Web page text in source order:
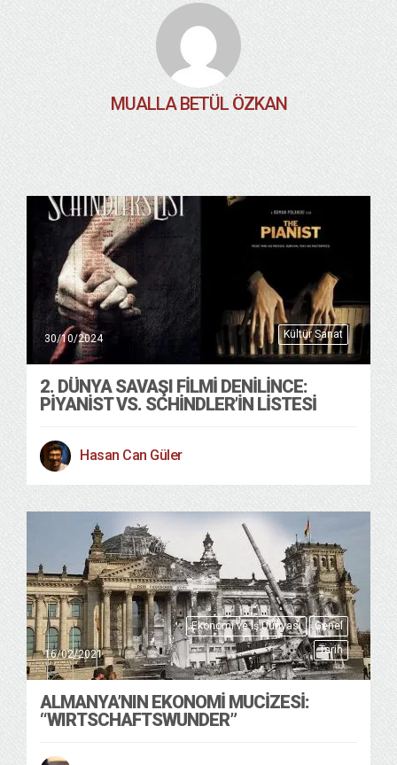
MUALLA BETÜL ÖZKAN
Kültür Sanat
30/10/2024
2. DÜNYA SAVAŞI FİLMİ DENİLİNCE:
PİYANİST VS. SCHİNDLER’İN LİSTESİ
Hasan Can Güler
Ekonomi ve Iş Dünyası
Genel
Tarih
16/02/2021
ALMANYA’NIN EKONOMİ MUCİZESİ:
“WIRTSCHAFTSWUNDER”